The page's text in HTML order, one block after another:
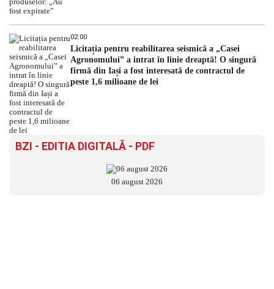
02:00
Licitația pentru reabilitarea seismică a „Casei
Agronomului” a intrat în linie dreaptă! O singură
firmă din Iași a fost interesată de contractul de
peste 1,6 milioane de lei
BZI - EDITIA DIGITALĂ - PDF
06 august 2026